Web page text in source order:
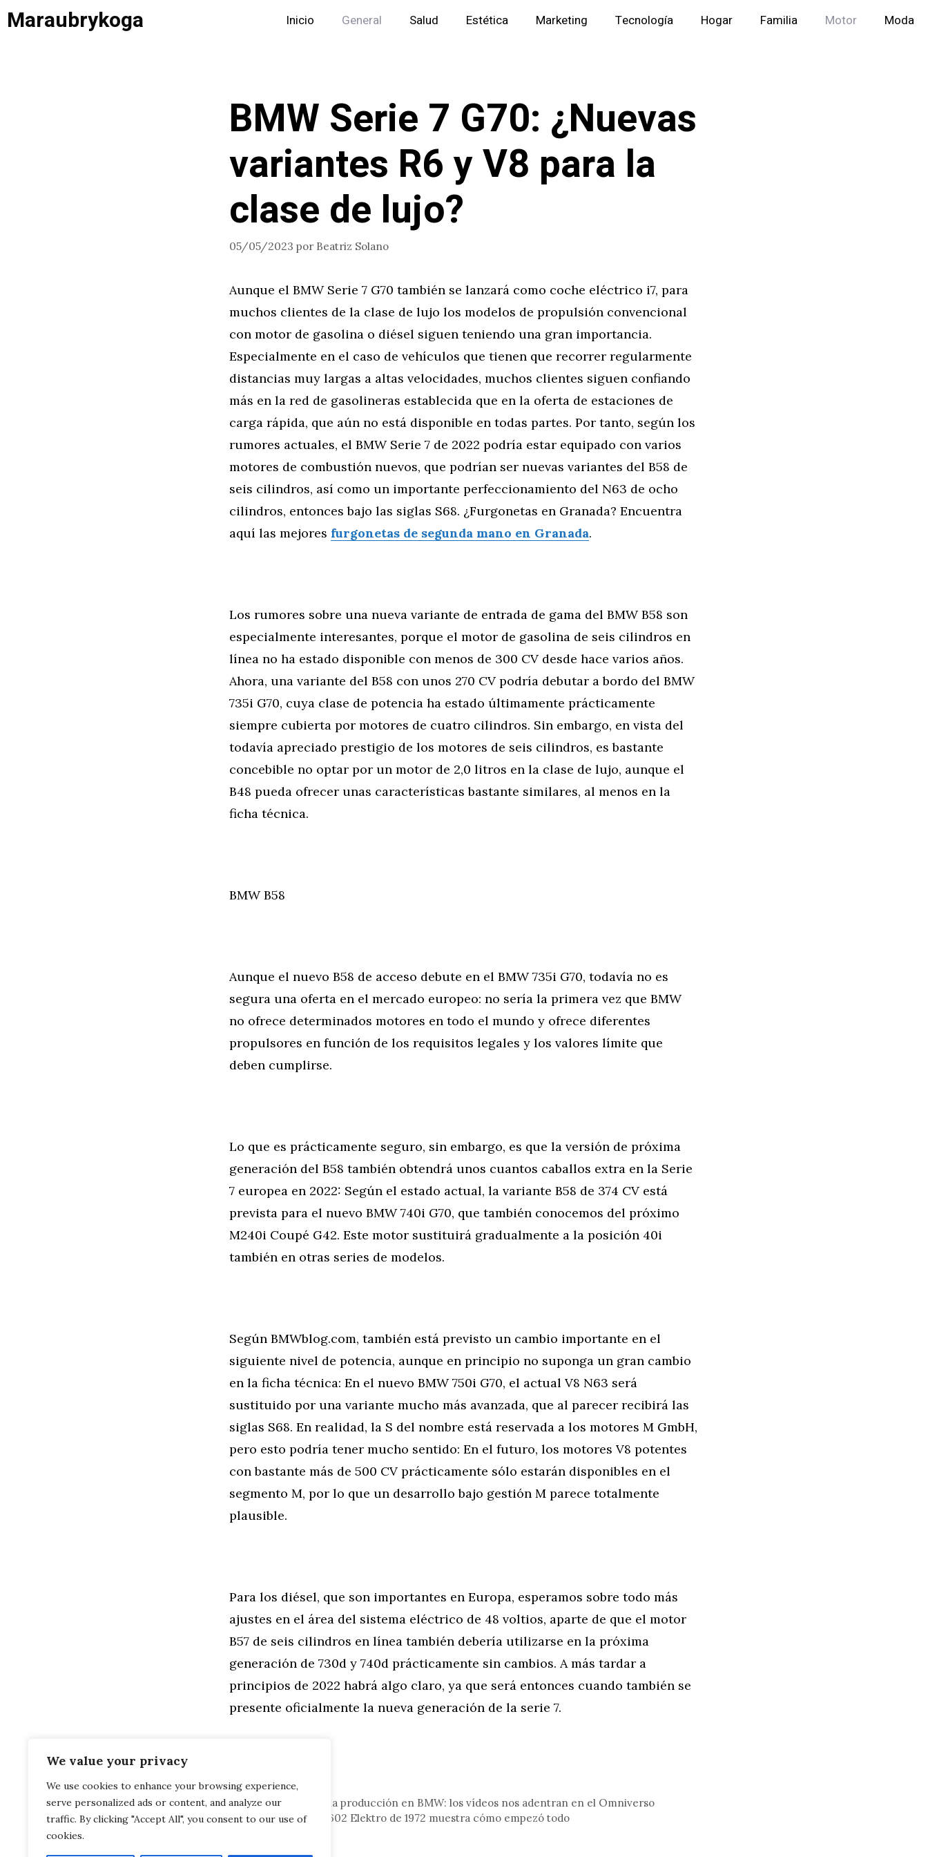
We value your privacy
We use cookies to enhance your browsing experience,
serve personalized ads or content, and analyze our
traffic. By clicking "Accept All", you consent to our use of
cookies.
Saltar
alMaraubrykoga Inicio General Salud Estética Marketing Tecnología Hogar Familia Motor Moda
BMW Serie 7 G70: ¿Nuevas
variantes R6 y V8 para la
clase de lujo?
05/05/2023 por Beatriz Solano
Aunque el BMW Serie 7 G70 también se lanzará como coche eléctrico i7, para
muchos clientes de la clase de lujo los modelos de propulsión convencional
con motor de gasolina o diésel siguen teniendo una gran importancia.
Especialmente en el caso de vehículos que tienen que recorrer regularmente
distancias muy largas a altas velocidades, muchos clientes siguen confiando
más en la red de gasolineras establecida que en la oferta de estaciones de
carga rápida, que aún no está disponible en todas partes. Por tanto, según los
rumores actuales, el BMW Serie 7 de 2022 podría estar equipado con varios
motores de combustión nuevos, que podrían ser nuevas variantes del B58 de
seis cilindros, así como un importante perfeccionamiento del N63 de ocho
cilindros, entonces bajo las siglas S68. ¿Furgonetas en Granada? Encuentra
aquí las mejores furgonetas de segunda mano en Granada.
Los rumores sobre una nueva variante de entrada de gama del BMW B58 son
especialmente interesantes, porque el motor de gasolina de seis cilindros en
línea no ha estado disponible con menos de 300 CV desde hace varios años.
Ahora, una variante del B58 con unos 270 CV podría debutar a bordo del BMW
735i G70, cuya clase de potencia ha estado últimamente prácticamente
siempre cubierta por motores de cuatro cilindros. Sin embargo, en vista del
todavía apreciado prestigio de los motores de seis cilindros, es bastante
concebible no optar por un motor de 2,0 litros en la clase de lujo, aunque el
B48 pueda ofrecer unas características bastante similares, al menos en la
ficha técnica.
BMW B58
Aunque el nuevo B58 de acceso debute en el BMW 735i G70, todavía no es
segura una oferta en el mercado europeo: no sería la primera vez que BMW
no ofrece determinados motores en todo el mundo y ofrece diferentes
propulsores en función de los requisitos legales y los valores límite que
deben cumplirse.
Lo que es prácticamente seguro, sin embargo, es que la versión de próxima
generación del B58 también obtendrá unos cuantos caballos extra en la Serie
7 europea en 2022: Según el estado actual, la variante B58 de 374 CV está
prevista para el nuevo BMW 740i G70, que también conocemos del próximo
M240i Coupé G42. Este motor sustituirá gradualmente a la posición 40i
también en otras series de modelos.
Según BMWblog.com, también está previsto un cambio importante en el
siguiente nivel de potencia, aunque en principio no suponga un gran cambio
en la ficha técnica: En el nuevo BMW 750i G70, el actual V8 N63 será
sustituido por una variante mucho más avanzada, que al parecer recibirá las
siglas S68. En realidad, la S del nombre está reservada a los motores M GmbH,
pero esto podría tener mucho sentido: En el futuro, los motores V8 potentes
con bastante más de 500 CV prácticamente sólo estarán disponibles en el
segmento M, por lo que un desarrollo bajo gestión M parece totalmente
plausible.
Para los diésel, que son importantes en Europa, esperamos sobre todo más
ajustes en el área del sistema eléctrico de 48 voltios, aparte de que el motor
B57 de seis cilindros en línea también debería utilizarse en la próxima
generación de 730d y 740d prácticamente sin cambios. A más tardar a
principios de 2022 habrá algo claro, ya que será entonces cuando también se
presente oficialmente la nueva generación de la serie 7.
Categorías
General,Motor
Planificación de la producción en BMW: los vídeos nos adentran en el Omniverso
IAA 2021: BMW 1602 Elektro de 1972 muestra cómo empezó todo